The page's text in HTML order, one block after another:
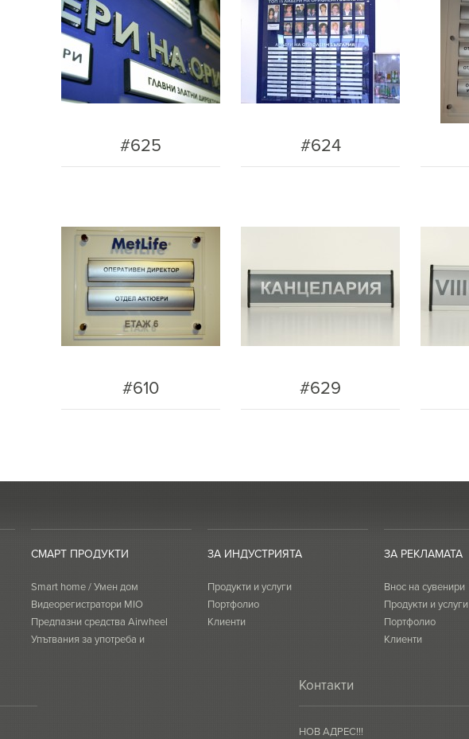
#625 #624
#610 #629
СМАРТ ПРОДУКТИ
Smart home / Умен дом
Видеорегистратори MIO
Предпазни средства Airwheel
Упътвания за употреба и
ЗА ИНДУСТРИЯТА
Продукти и услуги
Портфолио
Клиенти
ЗА РЕКЛАМАТА
Внос на сувенири
Продукти и услуги
Портфолио
Клиенти
Контакти
НОВ АДРЕС!!!